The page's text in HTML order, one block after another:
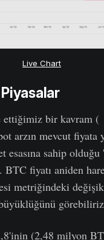
Live Chart
Piyasalar
ettiğimiz bir kavram (
arzın mevcut fiyata
sahip olduğu
BTC fiyatı aniden
metriğindeki
(2,48 milyon